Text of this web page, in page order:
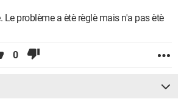
Le problème a ètè règlè mais n'a pas ètè
0